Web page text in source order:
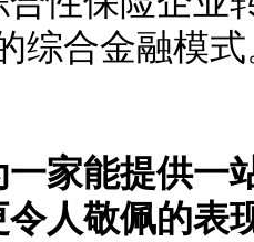
综合金融模
一家能提供一
令人敬佩的表